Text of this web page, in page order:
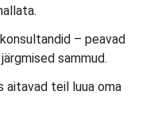
– peavad
sammud.
aitavad teil luua oma